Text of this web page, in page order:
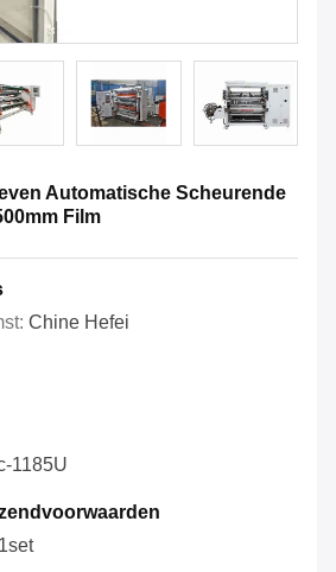
Automatische Scheurende
Film
Chine Hefei
1185U
1set